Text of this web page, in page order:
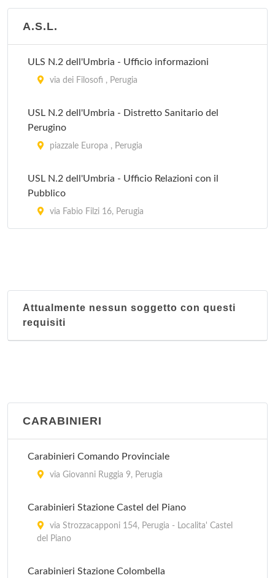
A.S.L.
ULS N.2 dell'Umbria - Ufficio informazioni
via dei Filosofi , Perugia
USL N.2 dell'Umbria - Distretto Sanitario del
Perugino
piazzale Europa , Perugia
USL N.2 dell'Umbria - Ufficio Relazioni con il
Pubblico
via Fabio Filzi 16, Perugia
Attualmente nessun soggetto con questi
requisiti
CARABINIERI
Carabinieri Comando Provinciale
via Giovanni Ruggia 9, Perugia
Carabinieri Stazione Castel del Piano
via Strozzacapponi 154, Perugia - Localita' Castel
del Piano
Carabinieri Stazione Colombella